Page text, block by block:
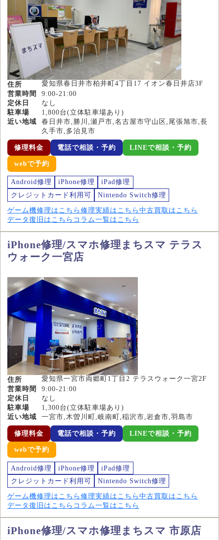
住所
愛知県春日井市柏井町4丁目17 イオン春日井店3F
営業時間
9:00-21:00
定休日
なし
駐車場
1,800台(立体駐車場あり)
近い地域
春日井市,勝川,瀬戸市,名古屋市守山区,尾張旭市,長
久手市,多治見市
修理料金 電話で相談・予約 LINEで相談・予約
webで予約
Android修理 iPhone修理
iPad修理
クレジットカード利用可
Nintendo Switch修理
ゲーム機修理はこちら 修理実績はこちら 中古買取はこちら
データ復旧はこちら コラム一覧はこちら
iPhone修理/スマホ修理まちスマ テラス
ウォーク一宮店
住所
愛知県一宮市両郷町1丁目2 テラスウォーク一宮2F
営業時間
9:00-21:00
定休日
なし
駐車場
1,300台(立体駐車場あり)
近い地域
一宮市,木曽川町,岐南町,稲沢市,岩倉市,羽島市
修理料金 電話で相談・予約 LINEで相談・予約
webで予約
Android修理 iPhone修理
iPad修理
クレジットカード利用可
Nintendo Switch修理
ゲーム機修理はこちら 修理実績はこちら 中古買取はこちら
データ復旧はこちら コラム一覧はこちら
iPhone修理/スマホ修理まちスマ 市原店